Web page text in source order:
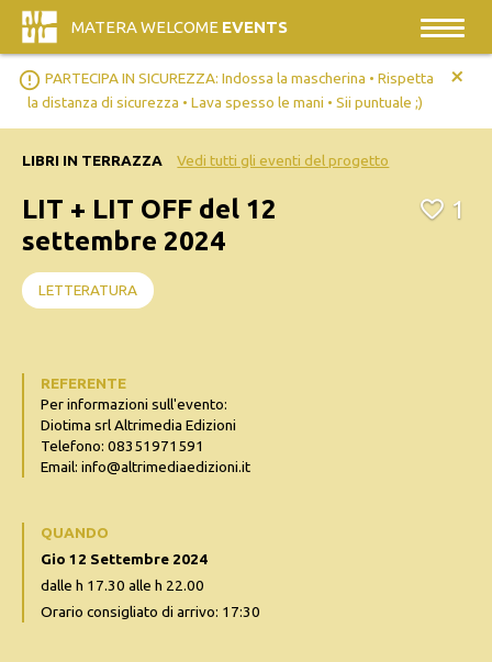
MATERA WELCOME EVENTS
error_outline PARTECIPA IN SICUREZZA: Indossa la mascherina • Rispetta
la distanza di sicurezza • Lava spesso le mani • Sii puntuale ;)
+
LIBRI IN TERRAZZA Vedi tutti gli eventi del progetto
LIT + LIT OFF del 12
settembre 2024
1
LETTERATURA
REFERENTE
Per informazioni sull'evento:
Diotima srl Altrimedia Edizioni
Telefono: 08351971591
Email: info@altrimediaedizioni.it
QUANDO
Gio 12 Settembre 2024
dalle h 17.30 alle h 22.00
Orario consigliato di arrivo: 17:30